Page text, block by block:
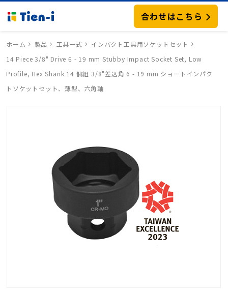
合わせはこちら
ホーム 製品 工具一式
インパクト工具用ソケットセット
14 Piece 3/8" Drive 6 - 19 mm Stubby Impact Socket Set, Low
Profile, Hex Shank 14 個組 3/8"差込角 6 - 19 mm ショートインパク
トソケットセット、薄型、六角軸